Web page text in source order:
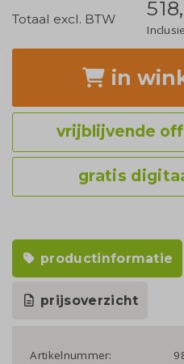
Totaal excl. BTW
in
vrijblijvende
gratis
productinformatie
prijsoverzicht
Artikelnummer: